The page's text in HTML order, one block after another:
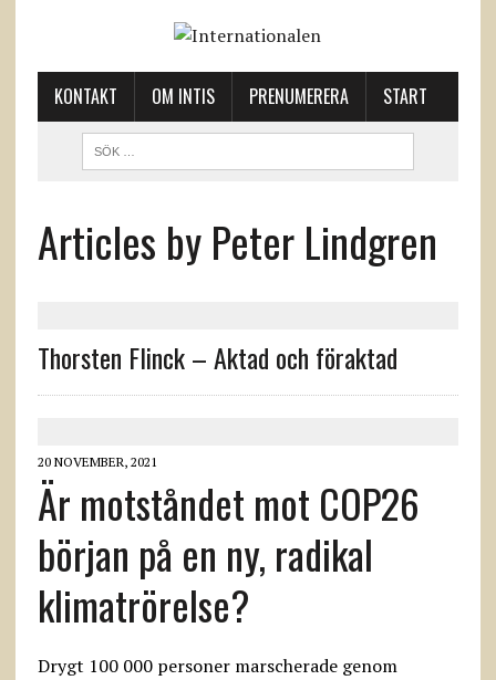
KONTAKT OM INTIS PRENUMERERA START
Articles by Peter Lindgren
Thorsten Flinck – Aktad och föraktad
20 NOVEMBER, 2021
Är motståndet mot COP26
början på en ny, radikal
klimatrörelse?
Drygt 100 000 personer marscherade genom